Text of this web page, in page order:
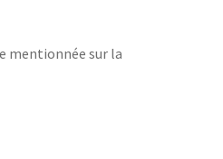
mentionnée sur la